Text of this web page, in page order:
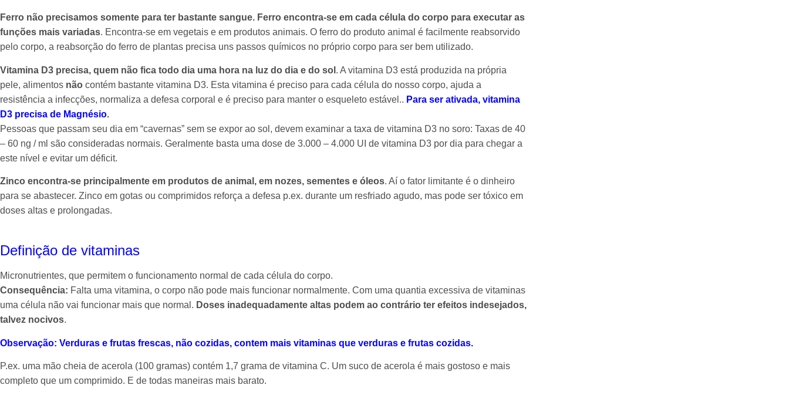
Ferro não precisamos somente para ter bastante sangue. Ferro encontra-se em cada célula do corpo para executar as
funções mais variadas. Encontra-se em vegetais e em produtos animais. O ferro do produto animal é facilmente reabsorvido
pelo corpo, a reabsorção do ferro de plantas precisa uns passos químicos no próprio corpo para ser bem utilizado.
Vitamina D3 precisa, quem não fica todo dia uma hora na luz do dia e do sol . A vitamina D3 está produzida na própria
pele, alimentos não contém bastante vitamina D3. Esta vitamina é preciso para cada célula do nosso corpo, ajuda a
resistência a infecções, normaliza a defesa corporal e é preciso para manter o esqueleto estável.. Para ser ativada, vitamina
D3 precisa de Magnésio.
Pessoas que passam seu dia em “cavernas” sem se expor ao sol, devem examinar a taxa de vitamina D3 no soro: Taxas de 40
– 60 ng / ml são consideradas normais. Geralmente basta uma dose de 3.000 – 4.000 UI de vitamina D3 por dia para chegar a
este nível e evitar um déficit.
Zinco encontra-se principalmente em produtos de animal, em nozes, sementes e óleos. Aí o fator limitante é o dinheiro
para se abastecer. Zinco em gotas ou comprimidos reforça a defesa p.ex. durante um resfriado agudo, mas pode ser tóxico em
doses altas e prolongadas.
Definição de vitaminas
Micronutrientes, que permitem o funcionamento normal de cada célula do corpo.
Consequência: Falta uma vitamina, o corpo não pode mais funcionar normalmente. Com uma quantia excessiva de vitaminas
uma célula não vai funcionar mais que normal. Doses inadequadamente altas podem ao contrário ter efeitos indesejados,
talvez nocivos.
Observação: Verduras e frutas frescas, não cozidas, contem mais vitaminas que verduras e frutas cozidas.
P.ex. uma mão cheia de acerola (100 gramas) contém 1,7 grama de vitamina C. Um suco de acerola é mais gostoso e mais
completo que um comprimido. E de todas maneiras mais barato.